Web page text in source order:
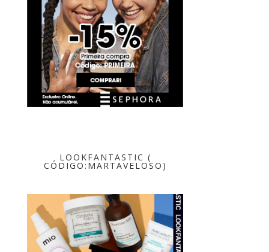
LOOKFANTASTIC (
CÓDIGO:MARTAVELOSO)